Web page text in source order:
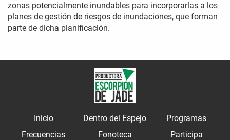
zonas potencialmente inundables para incorporarlas a los
planes de gestión de riesgos de inundaciones, que forman
parte de dicha planificación.
Inicio Dentro del Espejo
Programas
Frecuencias
Fonoteca
Participa